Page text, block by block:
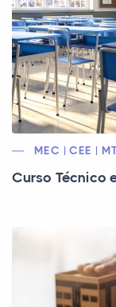
MEC | CEE |
Curso Técnico